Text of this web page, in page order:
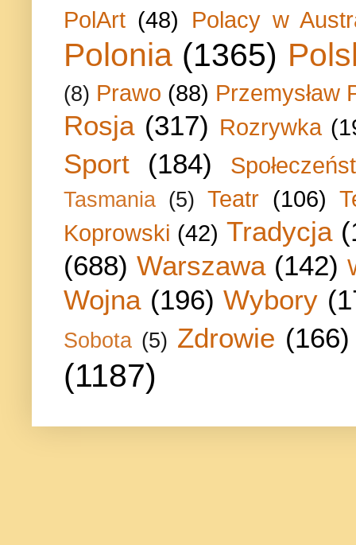
PolArt (48) Polacy w
Polonia (1365)
(8) Prawo (88) Przemysław
Rosja (317) Rozrywka
Sport (184)
Tasmania (5) Teatr (106)
Koprowski (42) Tradycja
(688) Warszawa (142)
Wojna (196) Wybory
Sobota (5) Zdrowie (166)
(1187)